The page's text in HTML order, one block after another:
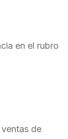
en el rubro
de